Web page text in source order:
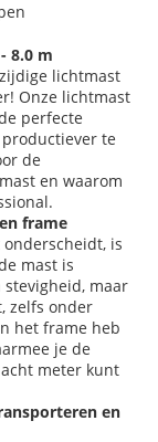
8.0 m
lichtmast
Onze lichtmast
perfecte
te
de
en waarom
frame
is
mast is
maar
zelfs onder
het frame heb
je de
meter kunt
en